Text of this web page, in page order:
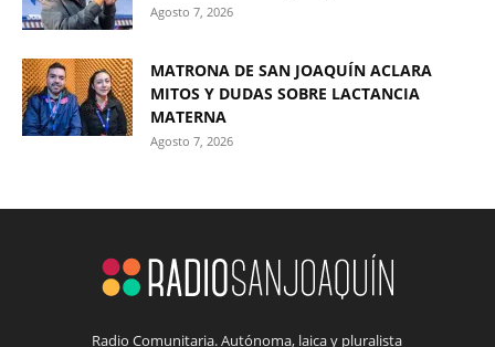
Agosto 7, 2026
MATRONA DE SAN JOAQUÍN ACLARA
MITOS Y DUDAS SOBRE LACTANCIA
MATERNA
Agosto 7, 2026
Radio Comunitaria. Autónoma, laica y pluralista